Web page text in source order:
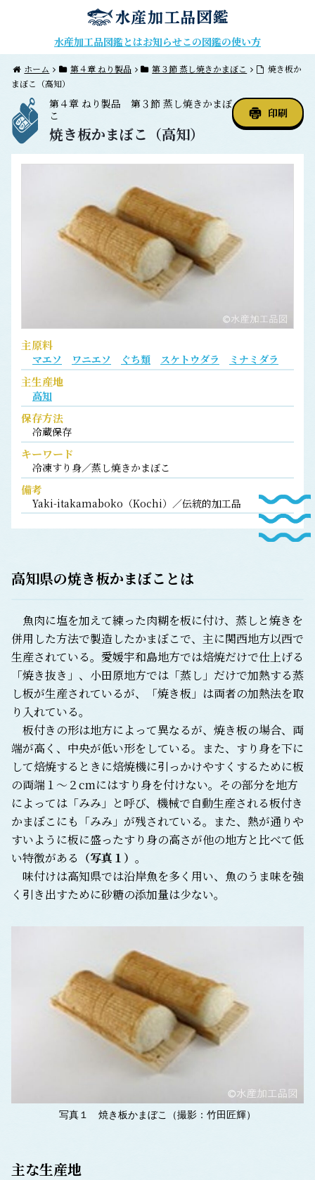
水産加工品図鑑とはお知らせこの図鑑の使い方
ホーム 第４章 ねり製品 第３節 蒸し焼きかまぼこ
焼き板か
まぼこ（高知）
第４章 ねり製品 第３節 蒸し焼きかまぼ
こ
焼き板かまぼこ（高知）
印刷
主原料
マエソ ワニエソ ぐち類 スケトウダラ ミナミダラ
主生産地
高知
保存方法
冷蔵保存
キーワード
冷凍すり身／蒸し焼きかまぼこ
備考
Yaki-itakamaboko（Kochi）／伝統的加工品
高知県の焼き板かまぼことは
魚肉に塩を加えて練った肉糊を板に付け、蒸しと焼きを
併用した方法で製造したかまぼこで、主に関西地方以西で
生産されている。愛媛宇和島地方では焙焼だけで仕上げる
「焼き抜き」、小田原地方では「蒸し」だけで加熱する蒸
し板が生産されているが、「焼き板」は両者の加熱法を取
り入れている。
板付きの形は地方によって異なるが、焼き板の場合、両
端が高く、中央が低い形をしている。また、すり身を下に
して焙焼するときに焙焼機に引っかけやすくするために板
の両端１～２cmにはすり身を付けない。その部分を地方
によっては「みみ」と呼び、機械で自動生産される板付き
かまぼこにも「みみ」が残されている。また、熱が通りや
すいように板に盛ったすり身の高さが他の地方と比べて低
い特徴がある （写真１） 。
味付けは高知県では沿岸魚を多く用い、魚のうま味を強
く引き出すために砂糖の添加量は少ない。
写真１ 焼き板かまぼこ（撮影：竹田匠輝）
主な生産地